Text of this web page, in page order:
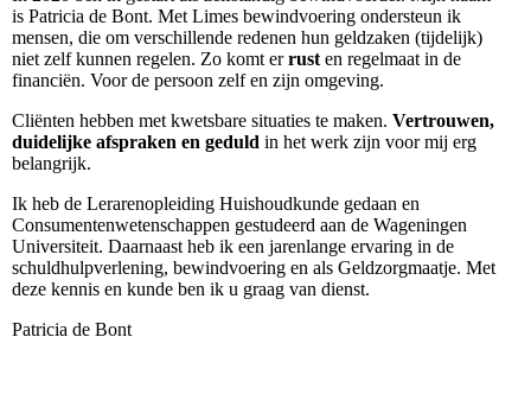
is Patricia de Bont. Met Limes bewindvoering ondersteun ik
mensen, die om verschillende redenen hun geldzaken (tijdelijk)
niet zelf kunnen regelen. Zo komt errust en regelmaat in de
financiën. Voor de persoon zelf en zijn omgeving.
Cliënten hebben met kwetsbare situaties te maken. Vertrouwen,
duidelijke afspraken en geduld in het werk zijn voor mij erg
belangrijk.
Ik heb de Lerarenopleiding Huishoudkunde gedaan en
Consumentenwetenschappen gestudeerd aan de Wageningen
Universiteit. Daarnaast heb ik een jarenlange ervaring in de
schuldhulpverlening, bewindvoering en als Geldzorgmaatje. Met
deze kennis en kunde ben ik u graag van dienst.
Patricia de Bont